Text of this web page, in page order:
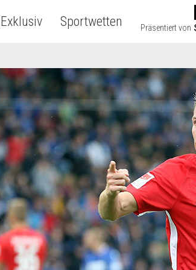
Exklusiv Sportwetten Präsentiert von